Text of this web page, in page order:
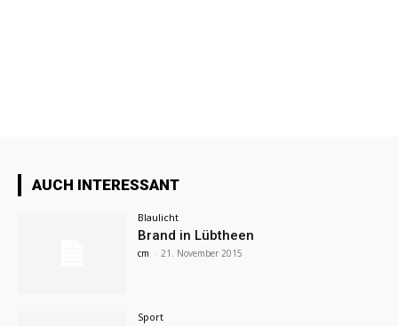
AUCH INTERESSANT
Blaulicht
Brand in Lübtheen
cm - 21. November 2015
Sport